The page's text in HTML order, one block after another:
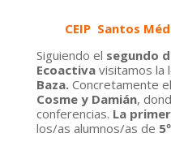
CEIP Santos
Siguiendo el segundo
Ecoactiva visitamos la
Baza.Concretamente el
Cosme y Damián,
conferencias. La
los/as alumnos/as de